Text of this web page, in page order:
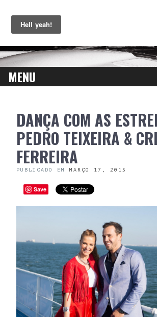
MENU
CONTENTDANÇA COM AS
PEDRO TEIXEIRA &
FERREIRA
PUBLICADO EM MARÇO 17, 2015
Save